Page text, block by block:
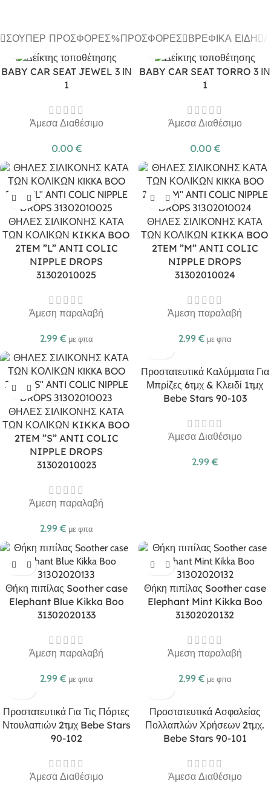
ΣΟΎΠΕΡ ΠΡΟΣΦΟΡΈΣ ΠΡΟΣΦΟΡΈΣ ΒΡΕΦΙΚΆ ΕΊΔΗ
BABY CAR SEAT JEWEL 3 ΙΝ
1
Άμεσα Διαθέσιμο
0.00 €
BABY CAR SEAT TORRO 3 ΙΝ
1
Άμεσα Διαθέσιμο
0.00 €
ΘΗΛΕΣ ΣΙΛΙΚΟΝΗΣ ΚΑΤΑ
ΤΩΝ ΚΟΛΙΚΩΝ KIKKA BOO
2TEM ”L” ANTI COLIC
NIPPLE DROPS
31302010025
Άμεση παραλαβή
2.99 € με φπα
ΘΗΛΕΣ ΣΙΛΙΚΟΝΗΣ ΚΑΤΑ
ΤΩΝ ΚΟΛΙΚΩΝ KIKKA BOO
2TEM ”M” ANTI COLIC
NIPPLE DROPS
31302010024
Άμεση παραλαβή
2.99 € με φπα
ΘΗΛΕΣ ΣΙΛΙΚΟΝΗΣ ΚΑΤΑ
ΤΩΝ ΚΟΛΙΚΩΝ KIKKA BOO
2TEM ”S” ANTI COLIC
NIPPLE DROPS
31302010023
Άμεση παραλαβή
2.99 € με φπα
Προστατευτικά Καλύμματα Για
Μπρίζες 6τμχ & Κλειδί 1τμχ
Bebe Stars 90-103
Άμεσα Διαθέσιμο
2.99 €
Θήκη πιπίλας Soother case
Elephant Blue Kikka Boo
31302020133
Άμεση παραλαβή
2.99 € με φπα
Θήκη πιπίλας Soother case
Elephant Mint Kikka Boo
31302020132
Άμεση παραλαβή
2.99 € με φπα
Προστατευτικά Για Τις Πόρτες
Ντουλαπιών 2τμχ Bebe Stars
90-102
Άμεσα Διαθέσιμο
Προστατευτικά Ασφαλείας
Πολλαπλών Χρήσεων 2τμχ.
Bebe Stars 90-101
Άμεσα Διαθέσιμο